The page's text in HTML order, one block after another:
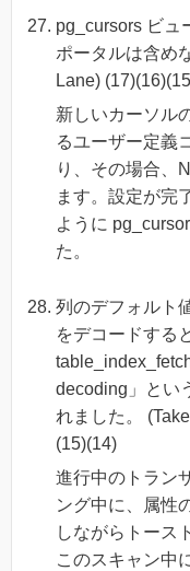
pg_cursors ビュ
ポータルは含め
Lane)
新しいカーソル
るユーザー定義
り、その場合、
ます。設定が完
ように
た。
列のデフォルト
をデコードする
decoding」とい
れました。
(15)(14)
進行中のトラン
ング中に、属性
しながらトース
このスキャン中